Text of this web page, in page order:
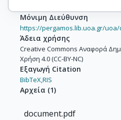
Μόνιμη Διεύθυνση
https://pergamos.lib.uoa.gr/uoa/
Άδεια χρήσης
Creative Commons Αναφορά
Χρήση 4.0 (CC-BY-NC)
Εξαγωγή Citation
BibTeX,RIS
Αρχεία (1)
document.pdf